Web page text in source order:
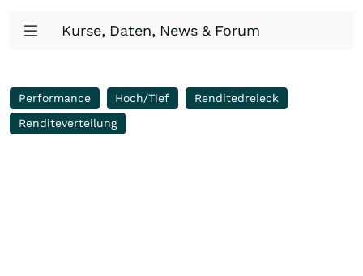
Kurse, Daten, News & Forum
Performance Hoch/Tief
Renditedreieck
Renditeverteilung